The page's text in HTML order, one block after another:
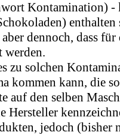
Kontamination) -
enthalten
dennoch, dass
werden.
zu solchen
kommen kann, die
auf den selben
Hersteller
jedoch (bisher